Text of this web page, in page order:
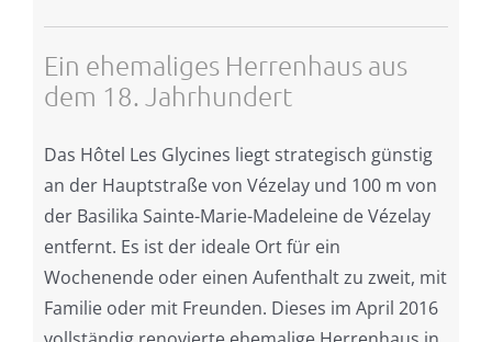
Ein ehemaliges Herrenhaus aus
dem 18. Jahrhundert
Das Hôtel Les Glycines liegt strategisch günstig
an der Hauptstraße von Vézelay und 100 m von
der Basilika Sainte-Marie-Madeleine de Vézelay
entfernt. Es ist der ideale Ort für ein
Wochenende oder einen Aufenthalt zu zweit, mit
Familie oder mit Freunden. Dieses im April 2016